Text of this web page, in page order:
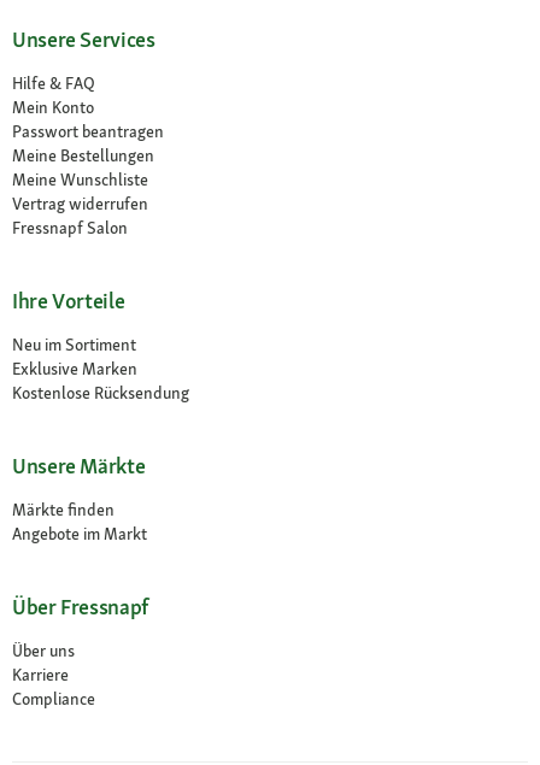
Unsere Services
Hilfe & FAQ
Mein Konto
Passwort beantragen
Meine Bestellungen
Meine Wunschliste
Vertrag widerrufen
Fressnapf Salon
Ihre Vorteile
Neu im Sortiment
Exklusive Marken
Kostenlose Rücksendung
Unsere Märkte
Märkte finden
Angebote im Markt
Über Fressnapf
Über uns
Karriere
Compliance